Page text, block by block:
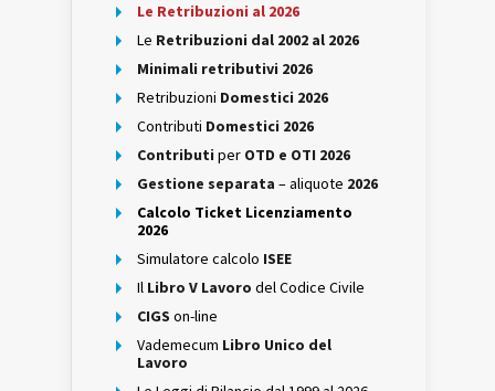
Le Retribuzioni al 2026
Le Retribuzioni dal 2002 al 2026
Minimali retributivi 2026
Retribuzioni Domestici 2026
Contributi Domestici 2026
Contributi per OTD e OTI 2026
Gestione separata – aliquote 2026
Calcolo Ticket Licenziamento
2026
Simulatore calcolo ISEE
Il Libro V Lavoro del Codice Civile
CIGS on-line
Vademecum Libro Unico del
Lavoro